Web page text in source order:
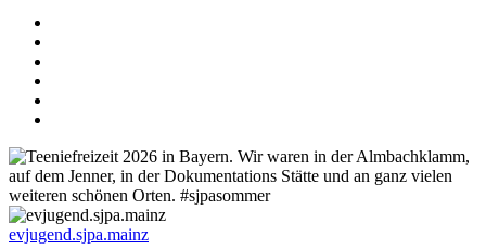
evjugend.sjpa.mainz